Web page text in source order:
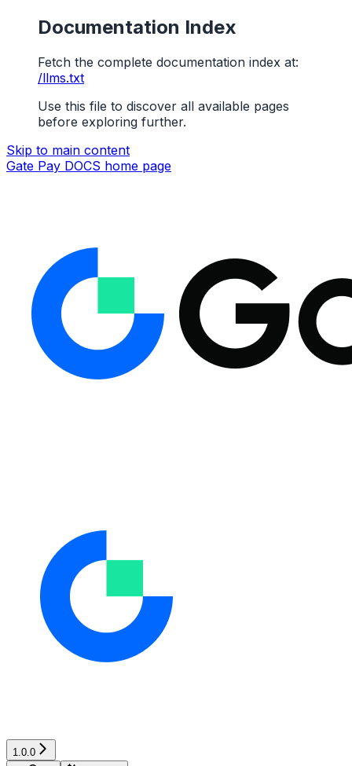
Documentation Index
Fetch the complete documentation index at:
/llms.txt
Use this file to discover all available pages
before exploring further.
Skip to main content
Gate Pay DOCS home page
1.0.0